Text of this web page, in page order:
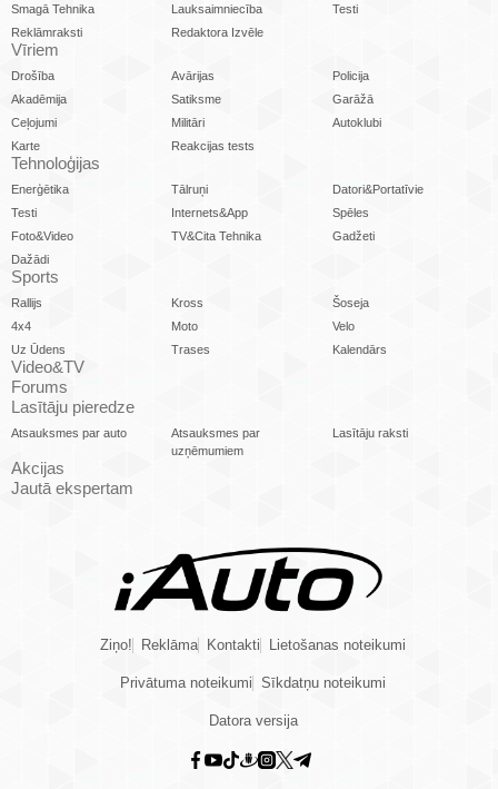
Smagā Tehnika
Lauksaimniecība
Testi
Reklāmraksti
Redaktora Izvēle
Vīriem
Drošība Avārijas
Policija
Akadēmija
Satiksme
Garāžā
Ceļojumi
Militāri
Autoklubi
Karte
Reakcijas tests
Tehnoloģijas
Enerģētika Tālruņi
Datori&Portatīvie
Testi
Internets&App
Spēles
Foto&Video
TV&Cita Tehnika
Gadžeti
Dažādi
Sports
Rallijs Kross
Šoseja
4x4
Moto
Velo
Uz Ūdens
Trases Kalendārs
Video&TV
Forums
Lasītāju pieredze
Atsauksmes par auto
Atsauksmes par
uzņēmumiem
Lasītāju raksti
Akcijas
Jautā ekspertam
Ziņo! Reklāma Kontakti Lietošanas noteikumi
Privātuma noteikumi Sīkdatņu noteikumi
Datora versija